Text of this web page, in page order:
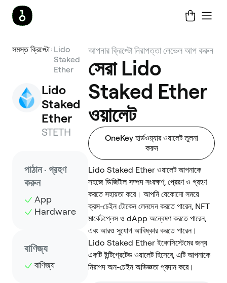
সমস্ত ক্রিপ্টো Lido
Staked
Ether
Lido
Staked
Ether
STETH
পাঠান · গ্রহণ
করুন
App
Hardware
বাণিজ্য
বাণিজ্য
আপনার ক্রিপ্টো নিরাপত্তা লেভেল আপ করুন
সেরা Lido
Staked Ether
ওয়ালেট
OneKey হার্ডওয়্যার ওয়ালেট তুলনা
করুন
Lido Staked Ether ওয়ালেট আপনাকে
সহজে ডিজিটাল সম্পদ সংরক্ষণ, প্রেরণ ও গ্রহণ
করতে সহায়তা করে। আপনি যেকোনো সময়ে
ক্রস-চেইন টোকেন লেনদেন করতে পারেন, NFT
মার্কেটপ্লেস ও dApp অন্বেষণ করতে পারেন,
এবং আরও সুযোগ আবিষ্কার করতে পারেন।
Lido Staked Ether ইকোসিস্টেমের জন্য
একটি ইন্টিগ্রেটেড ওয়ালেট হিসেবে, এটি আপনাকে
নিরাপদ অন-চেইন অভিজ্ঞতা প্রদান করে।